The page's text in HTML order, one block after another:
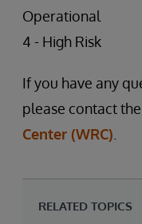
Operational
4 - High Risk
If you have any
please contact the
Center (WRC)
RELATED TOPICS